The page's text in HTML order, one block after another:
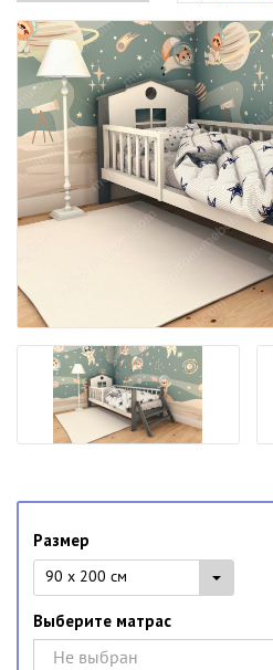
Размер
90 x 200 см
Выберите матрас
Не выбран